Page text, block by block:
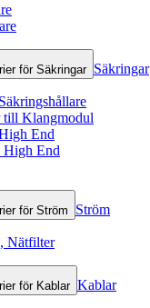
för Säkringar Säkringar
till Klangmodul
End
High End
för Ström Ström
Nätfilter
för Kablar Kablar